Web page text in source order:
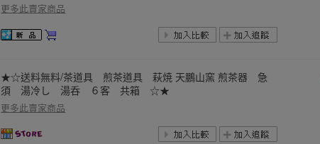
更多此賣家商品
★☆送料無料/茶道具 煎茶道具 萩焼 天鵬山窯 煎茶器 急
須 湯冷し 湯呑 ６客 共箱 ☆★
更多此賣家商品